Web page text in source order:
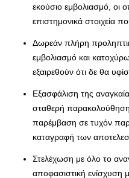
εκούσιο εμβολιασμό, οι
επιστημονικά στοιχεία
Δωρεάν πλήρη
εμβολιασμό και
εξαιρεθούν ότι δε θα
Εξασφάλιση της
σταθερή παρακολούθηση
παρέμβαση σε τυχόν
καταγραφή των
Στελέχωση με όλο το
αποφασιστική ενίσχυση